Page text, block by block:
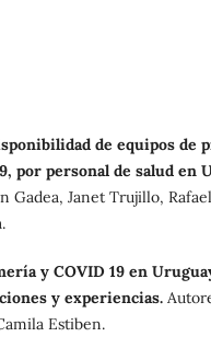
de equipos de
por personal de salud en
Gadea, Janet Trujillo,
y COVID 19 en
y experiencias.
Estiben.